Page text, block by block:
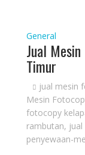
General
Jual
Timur
jual mesin
Mesin
fotocopy
rambutan,
penyewaan-